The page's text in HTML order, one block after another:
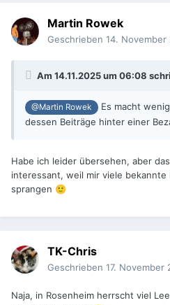
Martin Rowek
Geschrieben 14. November
Am 14.11.2025 um 06:08
@Martin Rowek
Es macht
dessen Beiträge hinter einer
Habe ich leider übersehen, aber
interessant, weil mir viele bekannte
sprangen 🙂
TK-Chris
Geschrieben 17. November
Naja, in Rosenheim herrscht viel